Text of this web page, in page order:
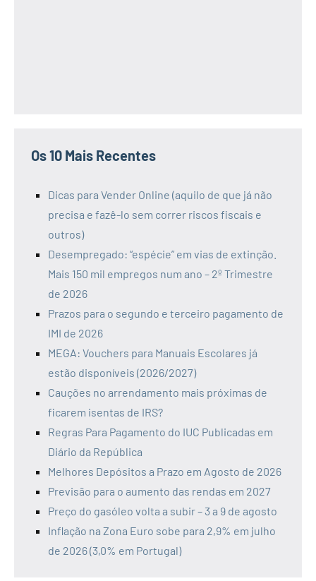
Os 10 Mais Recentes
Dicas para Vender Online (aquilo de que já não
precisa e fazê-lo sem correr riscos fiscais e
outros)
Desempregado: “espécie” em vias de extinção.
Mais 150 mil empregos num ano – 2º Trimestre
de 2026
Prazos para o segundo e terceiro pagamento de
IMI de 2026
MEGA: Vouchers para Manuais Escolares já
estão disponíveis (2026/2027)
Cauções no arrendamento mais próximas de
ficarem isentas de IRS?
Regras Para Pagamento do IUC Publicadas em
Diário da República
Melhores Depósitos a Prazo em Agosto de 2026
Previsão para o aumento das rendas em 2027
Preço do gasóleo volta a subir – 3 a 9 de agosto
Inflação na Zona Euro sobe para 2,9% em julho
de 2026 (3,0% em Portugal)